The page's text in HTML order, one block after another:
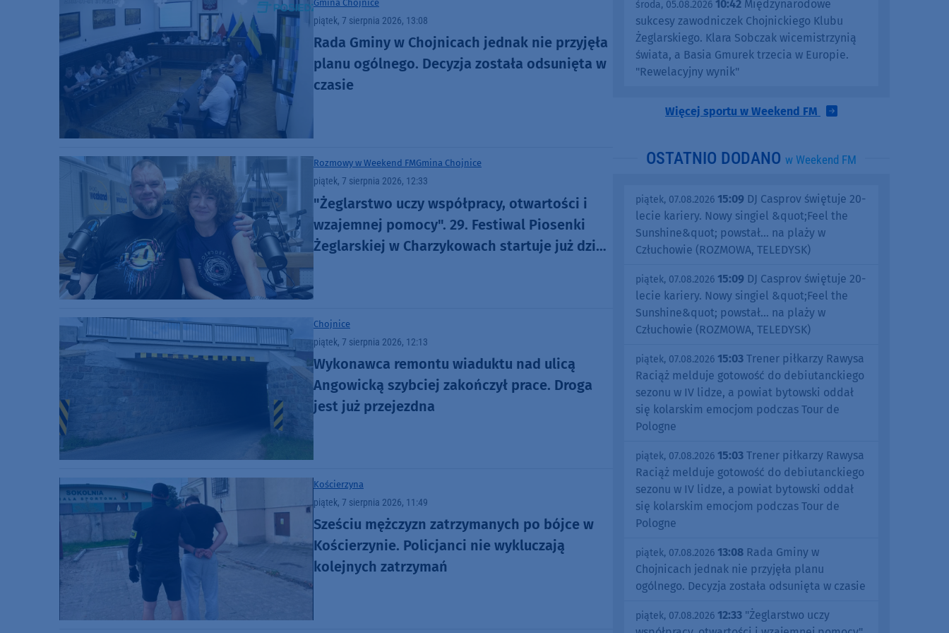
Gmina Chojnice
piątek, 7 sierpnia 2026, 13:08
Rada Gminy w Chojnicach jednak nie przyjęła
planu ogólnego. Decyzja została odsunięta w
czasie
Rozmowy w Weekend FMGmina Chojnice
piątek, 7 sierpnia 2026, 12:33
"Żeglarstwo uczy współpracy, otwartości i
wzajemnej pomocy". 29. Festiwal Piosenki
Żeglarskiej w Charzykowach startuje już dziś.
Chojnice
piątek, 7 sierpnia 2026, 12:13
Wykonawca remontu wiaduktu nad ulicą
Angowicką szybciej zakończył prace. Droga
jest już przejezdna
Kościerzyna
piątek, 7 sierpnia 2026, 11:49
Sześciu mężczyzn zatrzymanych po bójce w
Kościerzynie. Policjanci nie wykluczają
kolejnych zatrzymań
środa, 05.08.2026 10:42 Międzynarodowe
sukcesy zawodniczek Chojnickiego Klubu
Żeglarskiego. Klara Sobczak wicemistrzynią
świata, a Basia Gmurek trzecia w Europie.
"Rewelacyjny wynik"
Więcej sportu w Weekend FM
OSTATNIO DODANO w Weekend FM
piątek, 07.08.2026 15:09 DJ Casprov świętuje 20-
lecie kariery. Nowy singiel &quot;Feel the
Sunshine&quot; powstał... na plaży w
Człuchowie (ROZMOWA, TELEDYSK)
piątek, 07.08.2026 15:09 DJ Casprov świętuje 20-
lecie kariery. Nowy singiel &quot;Feel the
Sunshine&quot; powstał... na plaży w
Człuchowie (ROZMOWA, TELEDYSK)
piątek, 07.08.2026 15:03 Trener piłkarzy Rawysa
Raciąż melduje gotowość do debiutanckiego
sezonu w IV lidze, a powiat bytowski oddał
się kolarskim emocjom podczas Tour de
Pologne
piątek, 07.08.2026 15:03 Trener piłkarzy Rawysa
Raciąż melduje gotowość do debiutanckiego
sezonu w IV lidze, a powiat bytowski oddał
się kolarskim emocjom podczas Tour de
Pologne
piątek, 07.08.2026 13:08 Rada Gminy w
Chojnicach jednak nie przyjęła planu
ogólnego. Decyzja została odsunięta w czasie
piątek, 07.08.2026 12:33 "Żeglarstwo uczy